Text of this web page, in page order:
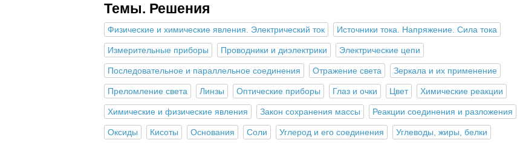
Темы. Решения
Физические и химические явления. Электрический ток Источники тока. Напряжение. Сила тока
Измерительные приборы Проводники и диэлектрики Электрические цепи
Последовательное и параллельное соединения Отражение света Зеркала и их применение
Преломление света Линзы Оптические приборы Глаз и очки Цвет Химические реакции
Химические и физические явления Закон сохранения массы Реакции соединения и разложения
Оксиды Кисоты Основания Соли Углерод и его соединения Углеводы, жиры, белки